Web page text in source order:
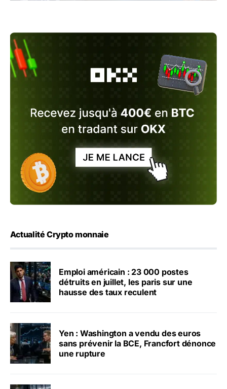
Actualité Crypto monnaie
Emploi américain : 23 000 postes
détruits en juillet, les paris sur une
hausse des taux reculent
Yen : Washington a vendu des euros
sans prévenir la BCE, Francfort dénonce
une rupture